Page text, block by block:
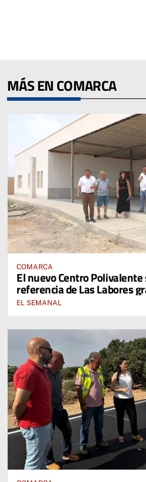
MÁS EN COMARCA
COMARCA
El nuevo Centro
referencia de Las Labores
EL SEMANAL